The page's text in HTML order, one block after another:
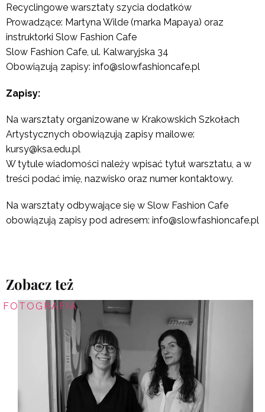
Recyclingowe warsztaty szycia dodatków
Prowadzące: Martyna Wilde (marka Mapaya) oraz
instruktorki Slow Fashion Cafe
Slow Fashion Cafe, ul. Kalwaryjska 34
Obowiązują zapisy: info@slowfashioncafe.pl
Zapisy:
Na warsztaty organizowane w Krakowskich Szkołach
Artystycznych obowiązują zapisy mailowe:
kursy@ksa.edu.pl
W tytule wiadomości należy wpisać tytuł warsztatu, a w
treści podać imię, nazwisko oraz numer kontaktowy.
Na warsztaty odbywające się w Slow Fashion Cafe
obowiązują zapisy pod adresem: info@slowfashioncafe.pl
Zobacz też
FOTOGRAFIA